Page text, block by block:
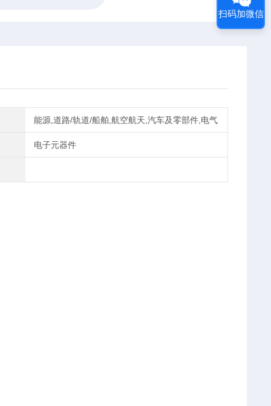
能源,道路/轨道/船舶,航空航天,汽车及零部件,电气
电子元器件
扫码加微信